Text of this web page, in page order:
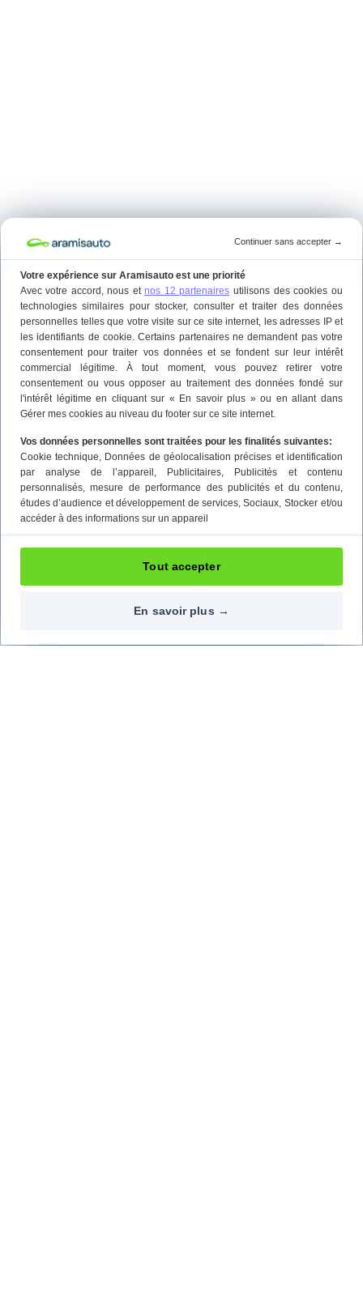
Continuer sans accepter →
Votre expérience sur Aramisauto est une priorité
Avec votre accord, nous et nos 12 partenaires utilisons des cookies ou
technologies similaires pour stocker, consulter et traiter des données
personnelles telles que votre visite sur ce site internet, les adresses IP et
les identifiants de cookie. Certains partenaires ne demandent pas votre
consentement pour traiter vos données et se fondent sur leur intérêt
commercial légitime. À tout moment, vous pouvez retirer votre
consentement ou vous opposer au traitement des données fondé sur
l'intérêt légitime en cliquant sur « En savoir plus » ou en allant dans
Gérer mes cookies au niveau du footer sur ce site internet.
Vos données personnelles sont traitées pour les finalités suivantes:
Cookie technique, Données de géolocalisation précises et identification
par analyse de l’appareil , Publicitaires, Publicités et contenu
personnalisés, mesure de performance des publicités et du contenu,
études d’audience et développement de services, Sociaux, Stocker et/ou
accéder à des informations sur un appareil
En savoir plus →
Tout accepter